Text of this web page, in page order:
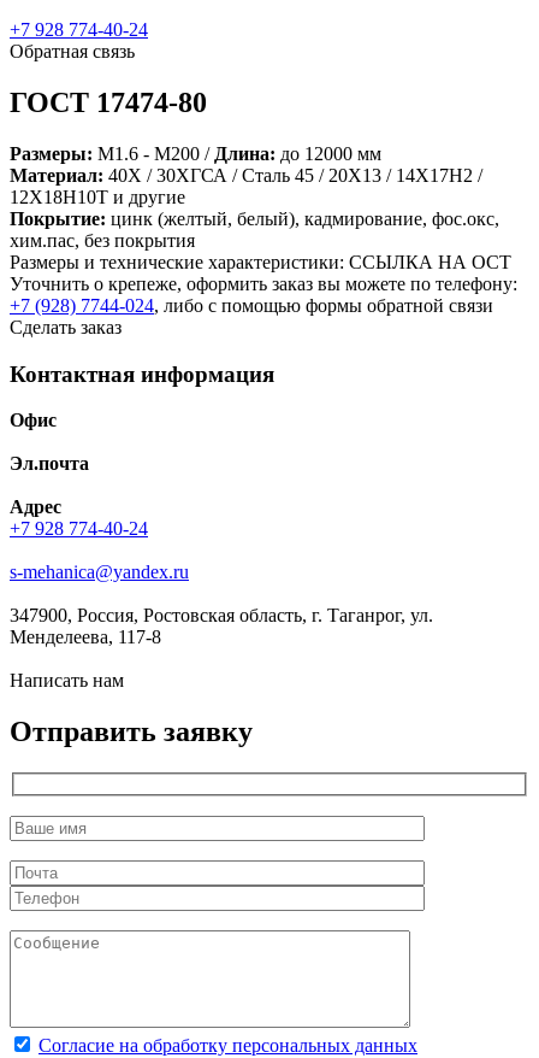
+7 928 774-40-24
Обратная связь
ГОСТ 17474-80
Размеры: М1.6 - М200 / Длина: до 12000 мм
Материал: 40Х / 30ХГСА / Сталь 45 / 20Х13 / 14Х17Н2 /
12Х18Н10Т и другие
Покрытие: цинк (желтый, белый), кадмирование, фос.окс,
хим.пас, без покрытия
Размеры и технические характеристики: ССЫЛКА НА ОСТ
Уточнить о крепеже, оформить заказ вы можете по телефону:
+7 (928) 7744-024, либо с помощью формы обратной связи
Сделать заказ
Контактная информация
Офис
Эл.почта
Адрес
+7 928 774-40-24
s-mehanica@yandex.ru
347900, Россия, Ростовская область, г. Таганрог, ул.
Менделеева, 117-8
Написать нам
Отправить заявку
Согласие на обработку персональных данных